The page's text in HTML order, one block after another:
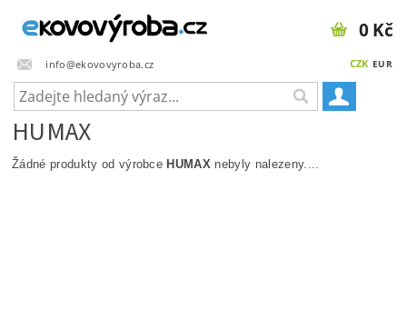
info@ekovovyroba.cz CZK EUR
0 Kč
HUMAX
Žádné produkty od výrobce HUMAX nebyly nalezeny....